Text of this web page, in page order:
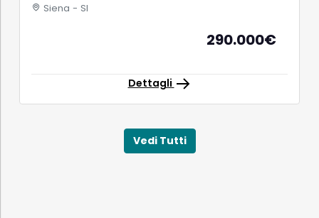
Siena - SI
290.000€
Dettagli
Vedi Tutti